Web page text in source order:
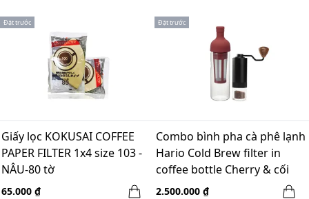
Đặt trước
Giấy lọc KOKUSAI COFFEE
PAPER FILTER 1x4 size 103 -
NÂU-80 tờ
65.000 ₫
Đặt trước
Combo bình pha cà phê lạnh
Hario Cold Brew filter in
coffee bottle Cherry & cối
xay tay Gruru pro đen -
2.500.000 ₫